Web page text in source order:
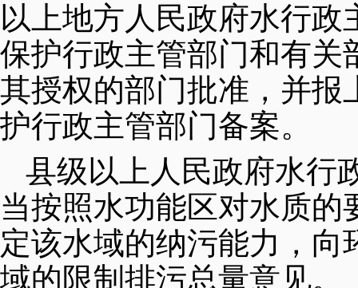
以上地方人民政府水行
保护行政主管部门和有关
其授权的部门批准，并报
护行政主管部门备案。
县级以上人民政府水行
当按照水功能区对水质
定该水域的纳污能力，
域的限制排污总量意见。